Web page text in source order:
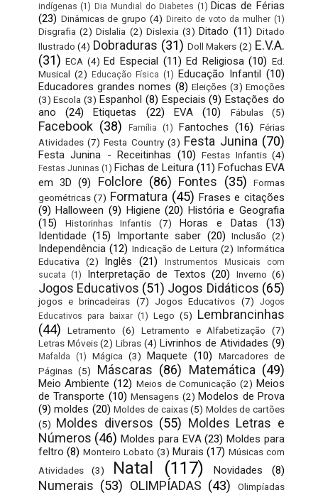
indígenas (1) Dia Mundial do Diabetes (1) Dicas de Férias
(23) Dinâmicas de grupo (4) Direito de voto da mulher (1)
Disgrafia (2) Dislalia (2) Dislexia (3) Ditado (11) Ditado
Ilustrado (4) Dobraduras (31) Doll Makers (2) E.V.A.
(31) ECA (4) Ed Especial (11) Ed Religiosa (10) Ed.
Musical (2) Educação Física (1) Educação Infantil (10)
Educadores grandes nomes (8) Eleições (3) Emoções
(3) Escola (3) Espanhol (8) Especiais (9) Estações do
ano
(24) Etiquetas (22) EVA (10) Fábulas (5)
Facebook (38) Família (1) Fantoches (16)
Férias
Atividades (7) Festa Country (3) Festa Junina (70)
Festa Junina - Receitinhas (10) Festas Infantis (4)
Festas Juninas (1) Fichas de Leitura (11) Fofuchas EVA
em 3D (9) Folclore (86) Fontes (35)
Formas
geométricas (7) Formatura (45) Frases e citações
(9) Halloween (9) Higiene (20) História e Geografia
(15)
Historinhas Infantis (7) Horas e Datas
(13)
Identidade (15) Importante saber (20) Inclusão (2)
Independência (12) Indicação de Leitura (2) Informática
Educativa
(2) Inglês (21)
Instrumentos Musicais com
sucata
(1) Interpretação de Textos (20) Inverno (6)
Jogos Educativos (51) Jogos Didáticos (65)
jogos e brincadeiras (7) Jogos Educativos (7)
Jogos
Educativos para baixar (1) Lego (5) Lembrancinhas
(44)
Letramento (6) Letramento e Alfabetização
(7)
Letras Móveis (2) Libras (4) Livrinhos de Atividades (9)
Mafalda (1) Mágica (3) Maquete (10)
Marcadores de
Páginas (5) Máscaras (86) Matemática (49)
Meio Ambiente (12) Meios de Comunicação (2) Meios
de Transporte (10) Mensagens (2) Modelos de Prova
(9) moldes (20) Moldes de caixas (5) Moldes de cartões
(5) Moldes diversos (55) Moldes Letras e
Números (46) Moldes para EVA (23) Moldes para
feltro (8) Monteiro Lobato (3) Murais (17) Músicas com
Atividades
(3) Natal (117) Novidades (8)
Numerais (53) OLIMPÍADAS (43)
Olimpíadas